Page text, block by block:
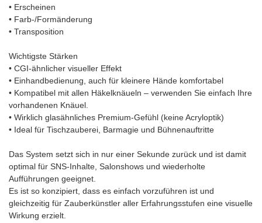
• Erscheinen
• Farb-/Formänderung
• Transposition
Wichtigste Stärken
• CGI-ähnlicher visueller Effekt
• Einhandbedienung, auch für kleinere Hände komfortabel
• Kompatibel mit allen Häkelknäueln – verwenden Sie einfach Ihre
vorhandenen Knäuel.
• Wirklich glasähnliches Premium-Gefühl (keine Acryloptik)
• Ideal für Tischzauberei, Barmagie und Bühnenauftritte
Das System setzt sich in nur einer Sekunde zurück und ist damit
optimal für SNS-Inhalte, Salonshows und wiederholte
Aufführungen geeignet.
Es ist so konzipiert, dass es einfach vorzuführen ist und
gleichzeitig für Zauberkünstler aller Erfahrungsstufen eine visuelle
Wirkung erzielt.